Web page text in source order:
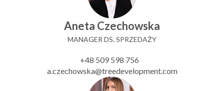
Aneta Czechowska
MANAGER DS. SPRZEDAŻY
+48 509 598 756
a.czechowska@treedevelopment.com